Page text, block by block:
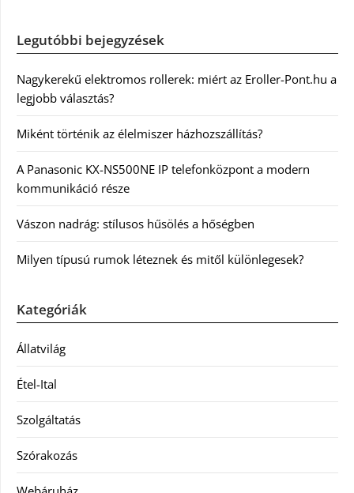
Legutóbbi bejegyzések
Nagykerekű elektromos rollerek: miért az Eroller-Pont.hu a
legjobb választás?
Miként történik az élelmiszer házhozszállítás?
A Panasonic KX-NS500NE IP telefonközpont a modern
kommunikáció része
Vászon nadrág: stílusos hűsölés a hőségben
Milyen típusú rumok léteznek és mitől különlegesek?
Kategóriák
Állatvilág
Étel-Ital
Szolgáltatás
Szórakozás